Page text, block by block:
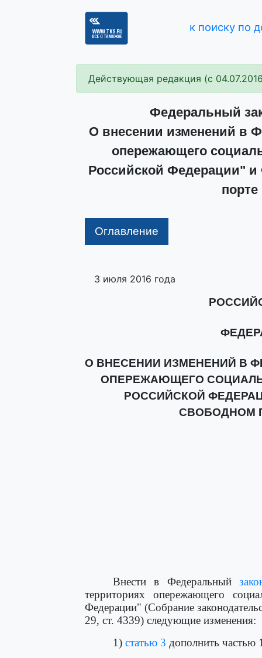
к поиску по
Действующая редакция (с
Федеральный
О внесении изменений в
опережающего
Российской Федерации"
Оглавление
3 июля 2016 года
О ВНЕСЕНИИ ИЗМЕНЕНИЙ В
ОПЕРЕЖАЮЩЕГО
РОССИЙСКОЙ
СВОБОДНОМ
Внести в Федеральный
территориях опережающего
Федерации" (Собрание
29, ст. 4339) следующие изменения:
1) статью 3 дополнить частью